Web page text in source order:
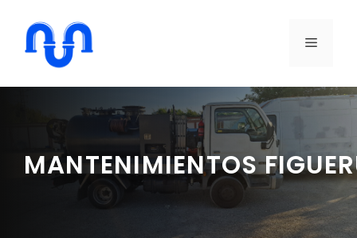
contenido
MENÚ
MANTENIMIENTOS